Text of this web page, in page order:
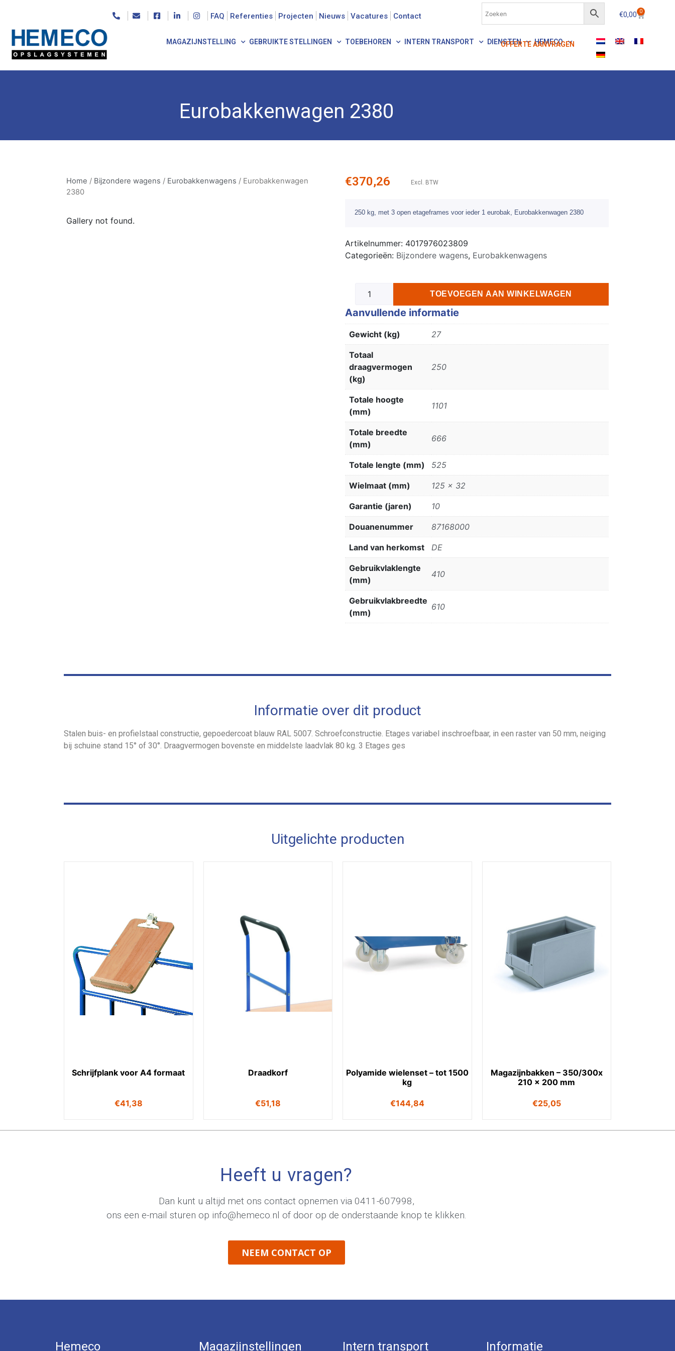
FAQ Referenties Projecten Nieuws Vacatures Contact €0,00 0
MAGAZIJNSTELLING GEBRUIKTE STELLINGEN TOEBEHOREN INTERN TRANSPORT DIENSTEN HEMECO
OFFERTE AANVRAGEN
Eurobakkenwagen 2380
Home / Bijzondere wagens / Eurobakkenwagens / Eurobakkenwagen
2380
Gallery not found.
€370,26 Excl. BTW
250 kg, met 3 open etageframes voor ieder 1 eurobak, Eurobakkenwagen 2380
Artikelnummer: 4017976023809
Categorieën: Bijzondere wagens, Eurobakkenwagens
TOEVOEGEN AAN WINKELWAGEN
Aanvullende informatie
Gewicht (kg) 27
Totaal
draagvermogen
(kg)
250
Totale hoogte
(mm)
1101
Totale breedte
(mm)
666
Totale lengte (mm) 525
Wielmaat (mm) 125 x 32
Garantie (jaren) 10
Douanenummer 87168000
Land van herkomst DE
Gebruikvlaklengte
(mm)
410
Gebruikvlakbreedte
(mm)
610
Informatie over dit product
Stalen buis- en profielstaal constructie, gepoedercoat blauw RAL 5007. Schroefconstructie. Etages variabel inschroefbaar, in een raster van 50 mm, neiging
bij schuine stand 15° of 30°. Draagvermogen bovenste en middelste laadvlak 80 kg. 3 Etages ges
Uitgelichte producten
Schrijfplank voor A4 formaat
€41,38
Draadkorf
€51,18
Polyamide wielenset – tot 1500
kg
€144,84
Magazijnbakken – 350/300x
210 x 200 mm
€25,05
Heeft u vragen?
Dan kunt u altijd met ons contact opnemen via 0411-607998,
ons een e-mail sturen op info@hemeco.nl of door op de onderstaande knop te klikken.
NEEM CONTACT OP
Hemeco Magazijnstellingen Intern transport Informatie